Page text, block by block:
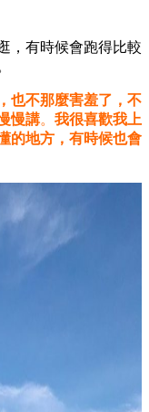
，有時候會跑得比較
也不那麼害羞了，不
慢講。 我很喜歡我上
的地方，有時候也會